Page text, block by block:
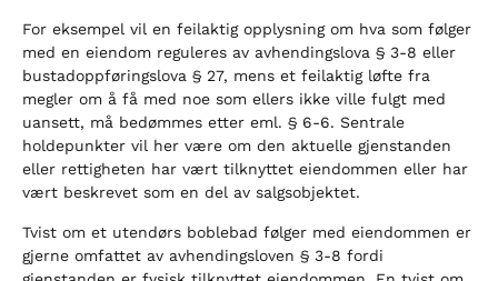
For eksempel vil en feilaktig opplysning om hva som følger
med en eiendom reguleres av avhendingslova § 3-8 eller
bustadoppføringslova § 27, mens et feilaktig løfte fra
megler om å få med noe som ellers ikke ville fulgt med
uansett, må bedømmes etter eml. § 6-6. Sentrale
holdepunkter vil her være om den aktuelle gjenstanden
eller rettigheten har vært tilknyttet eiendommen eller har
vært beskrevet som en del av salgsobjektet.
Tvist om et utendørs boblebad følger med eiendommen er
gjerne omfattet av avhendingsloven § 3-8 fordi